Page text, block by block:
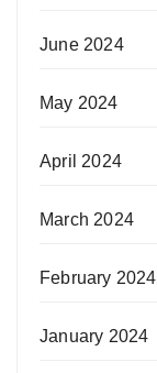
June 2024
May 2024
April 2024
March 2024
February 2024
January 2024